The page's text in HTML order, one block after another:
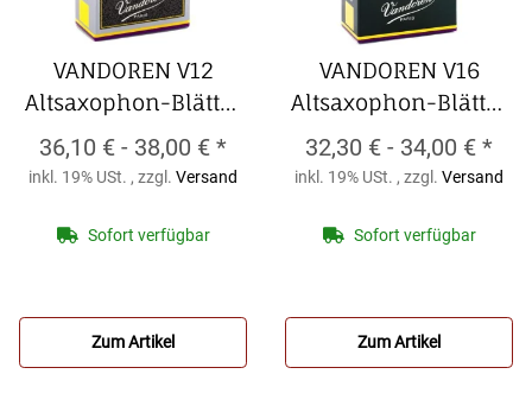
VANDOREN V12
Altsaxophon-Blätter
(10er Packung)
VANDOREN V12
(10er Packung)
36,10 € - 38,00 € *
inkl. 19% USt. , zzgl. Versand
Sofort verfügbar
Zum Artikel
VANDOREN V16
Altsaxophon-Blätter
(10er Packung)
VANDOREN V16
(10er Packung)
32,30 € - 34,00 € *
inkl. 19% USt. , zzgl. Versand
Sofort verfügbar
Zum Artikel